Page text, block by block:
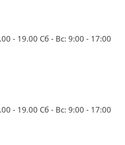
- 19.00 Сб - Вс: 9:00 - 17:00
- 19.00 Сб - Вс: 9:00 - 17:00